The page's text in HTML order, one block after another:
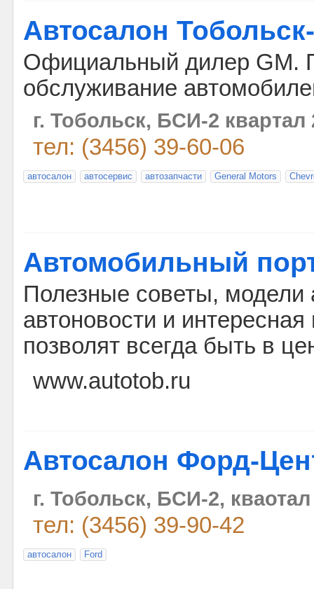
Автосалон
Официальный дилер GM.
обслуживание
г. Тобольск, БСИ-2 квартал
тел: (3456) 39-60-06
автосалон автосервис автозапчасти General Motors
Автомобильный
Полезные советы, модели
автоновости и
позволят всегда быть в
www.autotob.ru
Автосалон Форд-
г. Тобольск, БСИ-2,
тел: (3456) 39-90-42
автосалон Ford